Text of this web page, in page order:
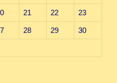
21 22 23
28 29 30